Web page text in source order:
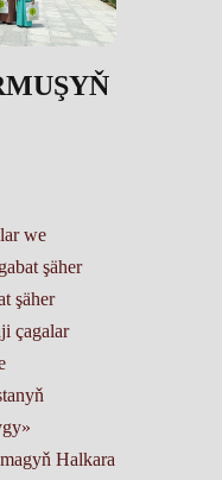
we
şäher
şäher
çagalar
Halkara